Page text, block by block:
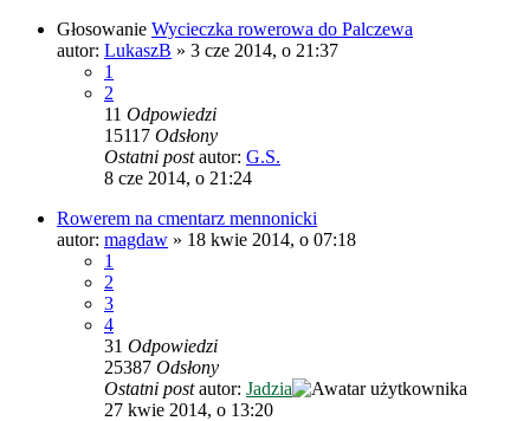
Głosowanie Wycieczka rowerowa do Palczewa
autor: LukaszB » 3 cze 2014, o 21:37
1
2
11 Odpowiedzi
15117 Odsłony
Ostatni postautor: G.S.
8 cze 2014, o 21:24
Rowerem na cmentarz mennonicki
autor: magdaw » 18 kwie 2014, o 07:18
1
2
3
4
31 Odpowiedzi
25387 Odsłony
Ostatni postautor: Jadzia
27 kwie 2014, o 13:20